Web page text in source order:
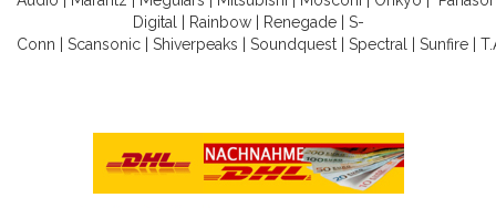
Digital
Rainbow| Renegade| S-
Conn
Scansonic Shiverpeaks Soundquest Spectral Sunfire